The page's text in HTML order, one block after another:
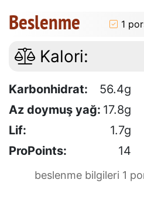
Beslenme 1
Kalori:
Karbonhidrat: 56.4g
Az doymuş yağ: 17.8g
Lif:
1.7g
ProPoints:
14
beslenme bilgileri 1